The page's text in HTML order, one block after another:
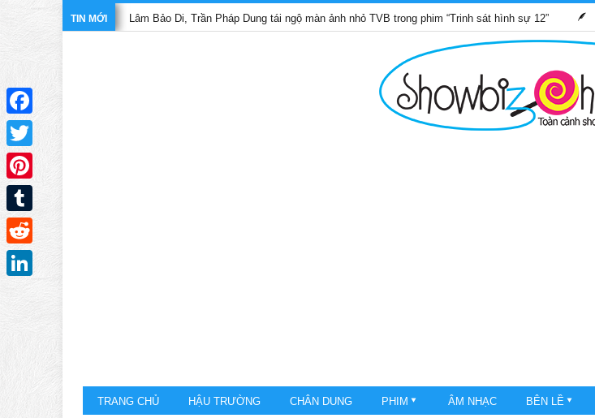
TIN MỚI
Lâm Bảo Di, Trần Pháp Dung tái ngộ màn ảnh nhỏ TVB trong phim “Trinh sát hình sự 12”
TRANG CHỦ HẬU TRƯỜNG CHÂN DUNG PHIM ÂM NHẠC BÊN LỀ
Facebook
Twitter
Pinterest
Tumblr
Reddit